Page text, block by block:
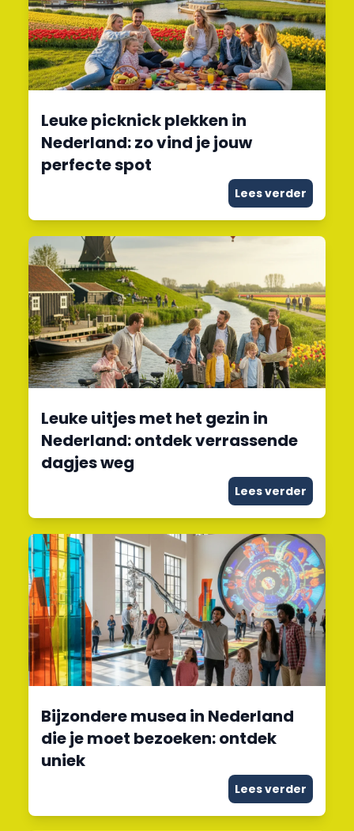
Leuke picknick plekken in
Nederland: zo vind je jouw
perfecte spot
Lees verder
Leuke uitjes met het gezin in
Nederland: ontdek verrassende
dagjes weg
Lees verder
Bijzondere musea in Nederland
die je moet bezoeken: ontdek
uniek
Lees verder